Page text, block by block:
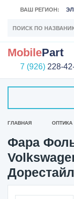
ВАШ РЕГИОН:
MobilePart
7 (926) 228-
ГЛАВНАЯ ОПТИКА
Фара